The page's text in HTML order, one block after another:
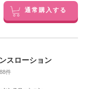
通常購入する
スローション
88件